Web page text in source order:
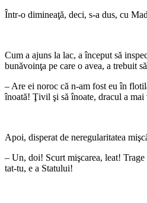
Într-o dimineaţă, deci, s-a dus, cu
Cum a ajuns la lac, a început să
bunăvoinţa pe care o avea, a trebuit
– Are ei noroc că n-am fost eu în
înoată! Ţivil şi să înoate, dracul a mai
Apoi, disperat de neregularitatea
– Un, doi! Scurt mişcarea, leat!
tat-tu, e a Statului!